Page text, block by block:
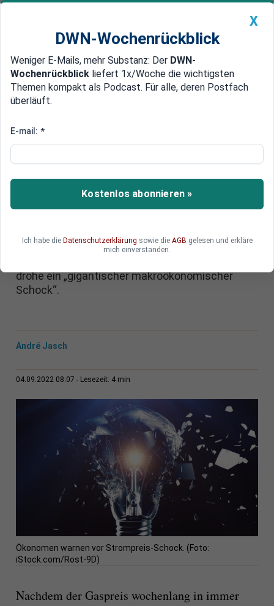
Newsticker MEIN DWN: Geldanlage Premium
Edelmetalle DWN-Magazin China
Energie-Krise: Ökonomen
makroökonomischem Schock
für Deutschland
die Industrie treffen, sondern auch
drohe ein „gigantischer makroökonomischer
Schock“.
André Jasch
04.09.2022 08:07 Lesezeit: 4 min
Ökonomen warnen vor Strompreis-Schock. (Foto:
iStock.com/Rost-9D)
Nachdem der Gaspreis wochenlang in immer
X
DWN-Wochenrückblick
Weniger E-Mails, mehr Substanz: Der DWN-
Wochenrückblick liefert 1x/Woche die wichtigsten
Themen kompakt als Podcast. Für alle, deren Postfach
überläuft.
E-mail: *
Kostenlos abonnieren »
Ich habe die Datenschutzerklärung sowie die AGB gelesen und erkläre
mich einverstanden.